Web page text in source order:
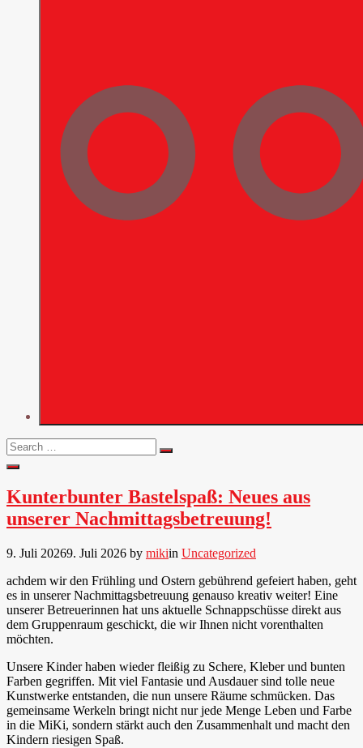
Search
for:
Search
Open
Kunterbunter Bastelspaß: Neues aus
unserer Nachmittagsbetreuung!
9. Juli 20269. Juli 2026 by mikiin Uncategorized
achdem wir den Frühling und Ostern gebührend gefeiert haben, geht
es in unserer Nachmittagsbetreuung genauso kreativ weiter! Eine
unserer Betreuerinnen hat uns aktuelle Schnappschüsse direkt aus
dem Gruppenraum geschickt, die wir Ihnen nicht vorenthalten
möchten.
Unsere Kinder haben wieder fleißig zu Schere, Kleber und bunten
Farben gegriffen. Mit viel Fantasie und Ausdauer sind tolle neue
Kunstwerke entstanden, die nun unsere Räume schmücken. Das
gemeinsame Werkeln bringt nicht nur jede Menge Leben und Farbe
in die MiKi, sondern stärkt auch den Zusammenhalt und macht den
Kindern riesigen Spaß.